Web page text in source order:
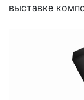
выставке